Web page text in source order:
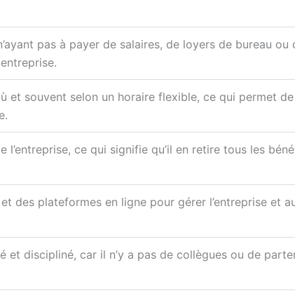
pas à payer de salaires, de loyers de bureau ou
et souvent selon un horaire flexible, ce qui permet
l’entreprise, ce qui signifie qu’il en retire tous les
des plateformes en ligne pour gérer l’entreprise et
et discipliné, car il n’y a pas de collègues ou de